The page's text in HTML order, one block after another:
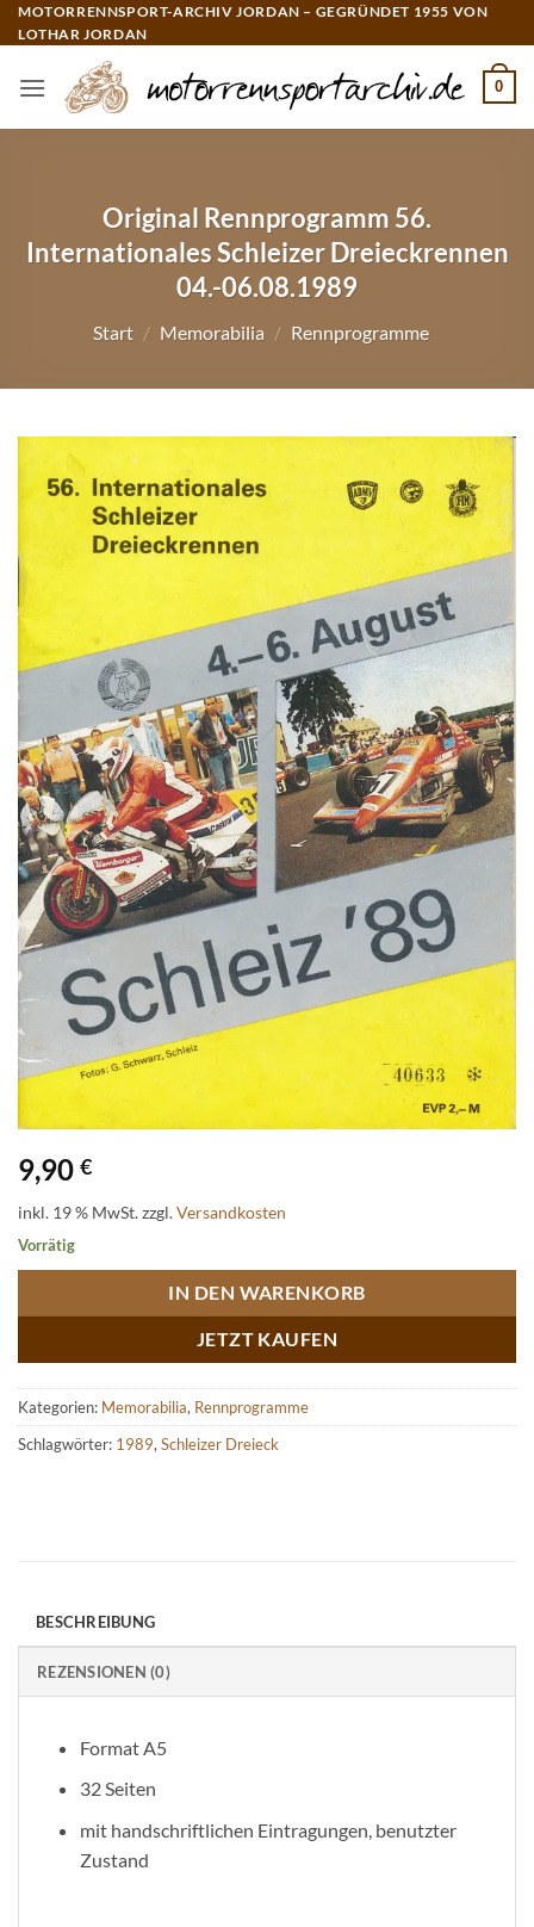
Zum
Inhalt
MOTORRENNSPORT-ARCHIV JORDAN – GEGRÜNDET 1955 VON
LOTHAR JORDAN
0
Original Rennprogramm 56.
Internationales Schleizer Dreieckrennen
04.-06.08.1989
Start / Memorabilia / Rennprogramme
9,90 €
inkl. 19 % MwSt.zzgl.Versandkosten
Vorrätig
IN DEN WARENKORB
JETZT KAUFEN
Kategorien: Memorabilia, Rennprogramme
Schlagwörter: 1989, Schleizer Dreieck
BESCHREIBUNG
REZENSIONEN (0)
Format A5
32 Seiten
mit handschriftlichen Eintragungen, benutzter
Zustand